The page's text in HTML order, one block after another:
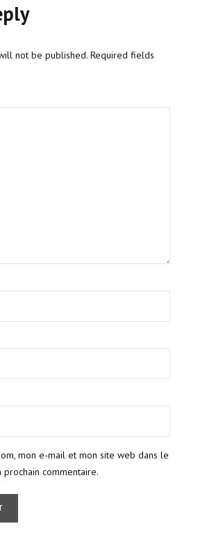
not be published. Required fields
mon e-mail et mon site web dans le
commentaire.